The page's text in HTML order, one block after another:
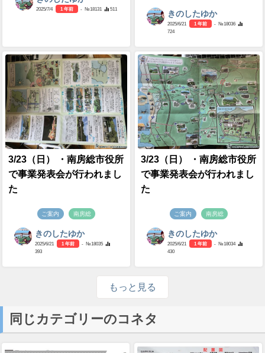
2025/7/4 1 年前 - №18131 511
きのしたゆか
2025/6/21 1 年前
- №18036
724
3/23（日） ・南房総市役所
で事業発表会が行われまし
た
ご案内 南房総
きのしたゆか
2025/6/21 1 年前
- №18035
393
3/23（日） ・南房総市役所
で事業発表会が行われまし
た
ご案内 南房総
きのしたゆか
2025/6/21 1 年前
- №18034
430
もっと見る
同じカテゴリーのコネタ